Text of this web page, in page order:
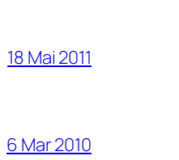
18 Mai 2011
6 Mar 2010